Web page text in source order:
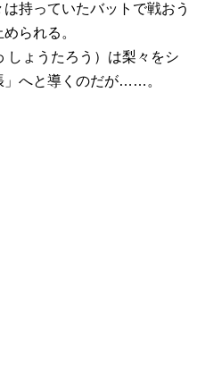
持っていたバットで戦おう
られる。
しょうたろう）は梨々をシ
」へと導くのだが……。